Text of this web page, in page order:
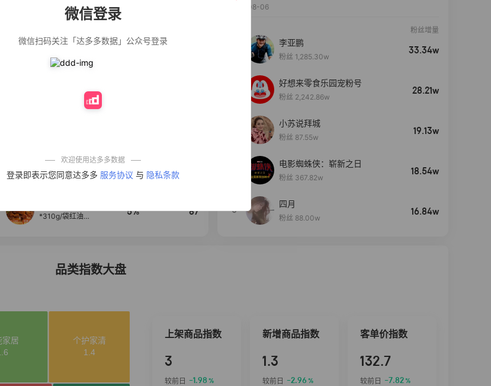
微信登录
微信扫码关注「达多多数据」公众号登录
欢迎使用达多多数据
登录即表示您同意达多多 服务协议 与 隐私条款
法式气质温柔风
女设计感小众秋
衣粉轻松搓洗去
污渍除菌除螨3倍
巧卡盒卡套
【试吃两包】松
茸红烧酱汁红烧
40%
*310g/袋红油麻
5% 87
2026-08-06
粉丝增量
李亚鹏
粉丝 1,285.30w
33.34w
好想来零食乐园宠粉号
粉丝 2,242.86w
28.21w
小苏说拜城
粉丝 87.55w
19.13w
电影蜘蛛侠：崭新之日
粉丝 367.82w
18.54w
5
四月
粉丝 88.00w
16.84w
品类指数大盘
上架商品指数
3
较前日 -1.98 %
新增商品指数
1.3
较前日 -2.96 %
客单价指数
132.7
较前日 -7.82%